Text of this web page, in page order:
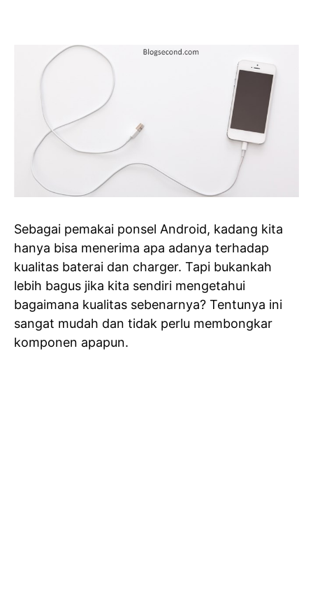
Sebagai pemakai ponsel Android, kadang kita
hanya bisa menerima apa adanya terhadap
kualitas baterai dan charger. Tapi bukankah
lebih bagus jika kita sendiri mengetahui
bagaimana kualitas sebenarnya? Tentunya ini
sangat mudah dan tidak perlu membongkar
komponen apapun.